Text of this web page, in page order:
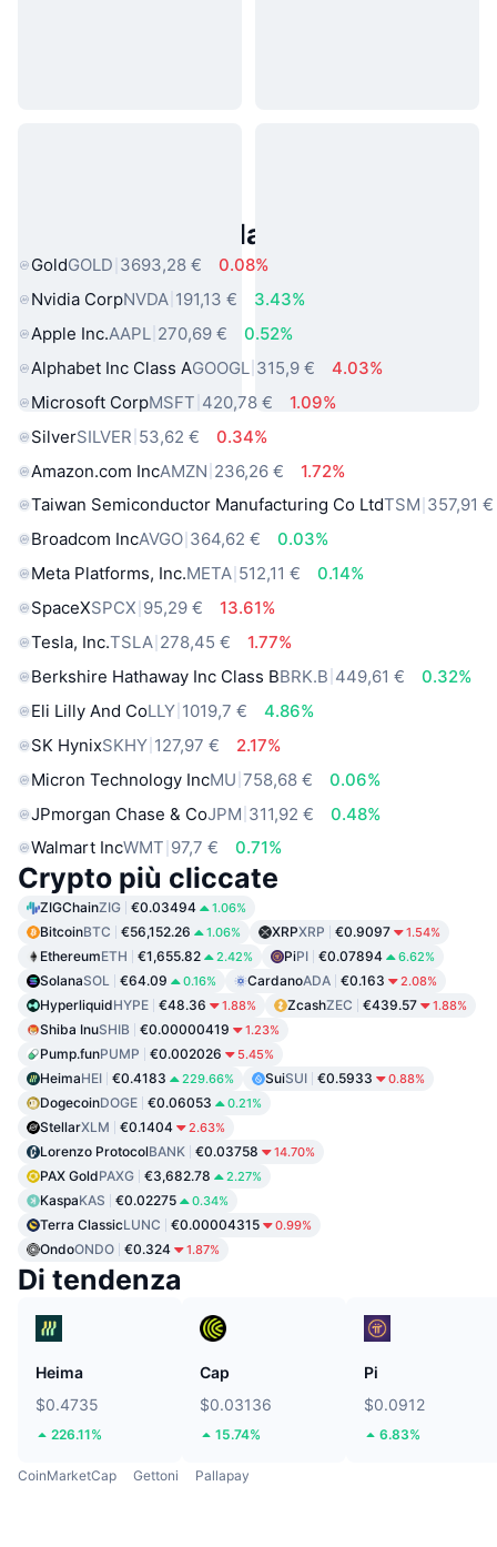
Asset reali popolari
GoldGOLD 3693,28 €
0.08%
Nvidia CorpNVDA 191,13 €
3.43%
Apple Inc.AAPL 270,69 €
0.52%
Alphabet Inc Class AGOOGL 315,9 €
4.03%
Microsoft CorpMSFT 420,78 €
1.09%
SilverSILVER 53,62 €
0.34%
Amazon.com IncAMZN 236,26 €
1.72%
Taiwan Semiconductor Manufacturing Co LtdTSM 357,91 €
Broadcom IncAVGO 364,62 €
0.03%
Meta Platforms, Inc.META 512,11 €
0.14%
SpaceXSPCX 95,29 €
13.61%
Tesla, Inc.TSLA 278,45 €
1.77%
Berkshire Hathaway Inc Class BBRK.B 449,61 €
0.32%
Eli Lilly And CoLLY 1019,7 €
4.86%
SK HynixSKHY 127,97 €
2.17%
Micron Technology IncMU 758,68 €
0.06%
JPmorgan Chase & CoJPM 311,92 €
0.48%
Walmart IncWMT 97,7 € 0.71%
Crypto più cliccate
ZIGChainZIG €0.03494 1.06%
BitcoinBTC €56,152.26 1.06% XRPXRP €0.9097 1.54%
EthereumETH €1,655.82 2.42% PiPI €0.07894 6.62%
SolanaSOL €64.09 0.16% CardanoADA €0.163 2.08%
HyperliquidHYPE €48.36 1.88% ZcashZEC €439.57 1.88%
Shiba InuSHIB €0.00000419 1.23%
Pump.funPUMP €0.002026 5.45%
HeimaHEI €0.4183 229.66% SuiSUI €0.5933 0.88%
DogecoinDOGE €0.06053 0.21%
StellarXLM €0.1404 2.63%
Lorenzo ProtocolBANK €0.03758 14.70%
PAX GoldPAXG €3,682.78 2.27%
KaspaKAS €0.02275 0.34%
Terra ClassicLUNC €0.00004315 0.99%
OndoONDO €0.324 1.87%
Di tendenza
Heima
$0.4735
226.11%
Cap
$0.03136
15.74%
Pi
$0.0912
6.83%
CoinMarketCap Gettoni Pallapay